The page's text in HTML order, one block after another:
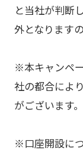
と当社が判断
外となります
※本キャンペ
社の都合によ
がございます
※口座開設に